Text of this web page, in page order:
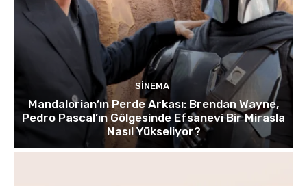
SINEMA
Mandalorian’ın Perde Arkası: Brendan Wayne,
Pedro Pascal’ın Gölgesinde Efsanevi Bir Mirasla
Nasıl Yükseliyor?